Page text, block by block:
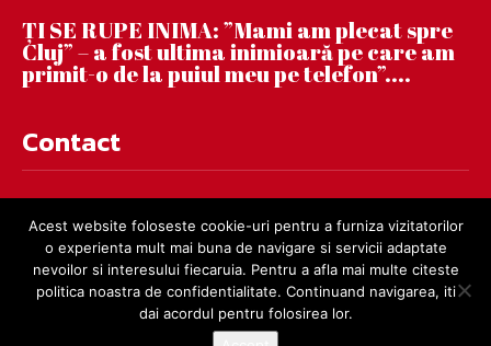
ȚI SE RUPE INIMA: ”Mami am plecat spre
Cluj” – a fost ultima inimioară pe care am
primit-o de la puiul meu pe telefon”....
Contact
Acest website foloseste cookie-uri pentru a furniza vizitatorilor
o experienta mult mai buna de navigare si servicii adaptate
nevoilor si interesului fiecaruia. Pentru a afla mai multe citeste
politica noastra de confidentialitate. Continuand navigarea, iti
dai acordul pentru folosirea lor.